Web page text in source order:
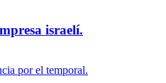
israelí.